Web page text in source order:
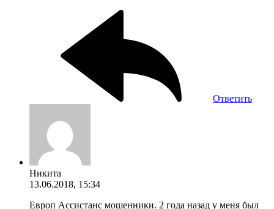
Ответить
Никита
13.06.2018, 15:34
Европ Ассистанс мошенники. 2 года назад у меня был